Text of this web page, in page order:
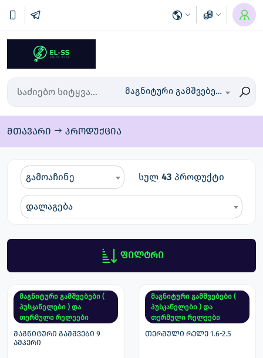
მაგნიტური გამშვებები ( პუსკაწელები ) და თერმული რელეები
მთავარი პროდუქცია
გამოაჩინე სულ 43 პროდუქტი
დალაგება
ფილტრი
მაგნიტური გამშვებები (
პუსკაწელები ) და
თერმული რელეები
მაგნიტური გამშვები 9
ამპერი
მაგნიტური გამშვებები (
პუსკაწელები ) და
თერმული რელეები
თერმული რელე 1.6-2.5